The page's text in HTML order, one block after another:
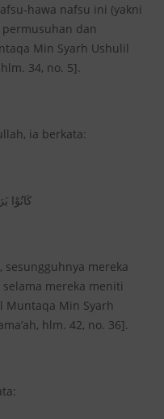
hawa nafsu ini (yakni
permusuhan dan
Min Syarh Ushulil
34, no. 5].
ia berkata:
كَانُوْا
mereka
mereka meniti
Muntaqa Min Syarh
hlm. 42, no. 36].